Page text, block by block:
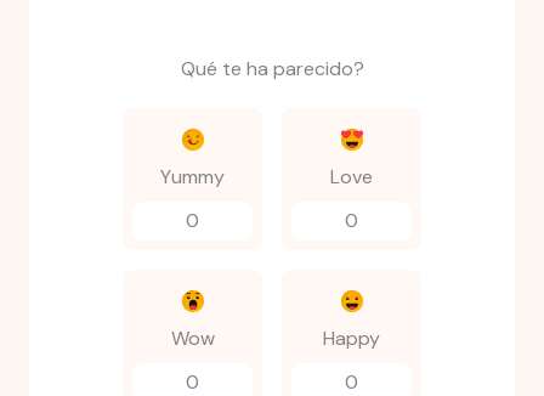
Qué te ha parecido?
Yummy
0
Love
0
Wow
0
Happy
0